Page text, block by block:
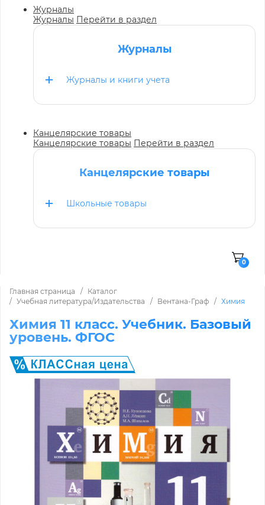
Журналы
Журналы Перейти в раздел
Журналы
Журналы и книги учета
Канцелярские товары
Канцелярские товары Перейти в раздел
Канцелярские товары
Школьные товары
0
Главная страница
Каталог
Учебная литература/Издательства
Вентана-Граф Химия
Химия 11 класс. Учебник. Базовый
уровень. ФГОС